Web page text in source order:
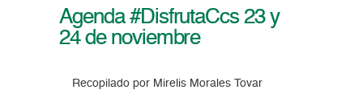
Agenda #DisfrutaCcs 23 y
24 de noviembre
Recopilado por Mirelis Morales Tovar